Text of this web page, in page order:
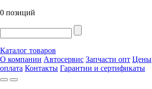
0 позиций
Каталог товаров
О компании Автосервис Запчасти опт Цены
оплата Контакты Гарантии и сертификаты